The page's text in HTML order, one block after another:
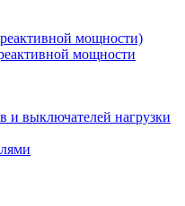
мощности)
мощности
и выключателей нагрузки